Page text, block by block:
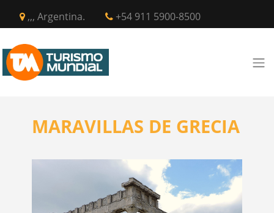
,,, Argentina. +54 911 5900-8500
MARAVILLAS DE GRECIA